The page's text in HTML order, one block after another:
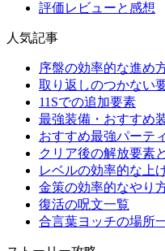
評価レビューと感想
人気記事
序盤の効率的な進め
取り返しのつかない
11Sでの追加要素
最強装備・おすすめ
おすすめ最強パーテ
クリア後の解放要素
レベルの効率的な上
金策の効率的なやり
復活の呪文一覧
合言葉ヨッチの場所